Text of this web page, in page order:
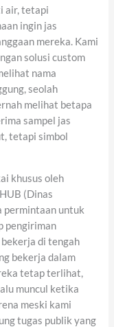
air, tetapi
ingin jas
mereka. Kami
solusi custom
nama
seolah
melihat betapa
sampel jas
tetapi simbol
khusus oleh
(Dinas
permintaan untuk
pengiriman
di tengah
bekerja dalam
tetap terlihat,
muncul ketika
meski kami
tugas publik yang